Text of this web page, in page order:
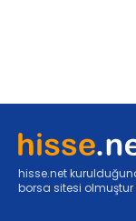
hisse.net
borsa sitesi